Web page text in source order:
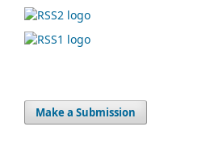
Make a Submission